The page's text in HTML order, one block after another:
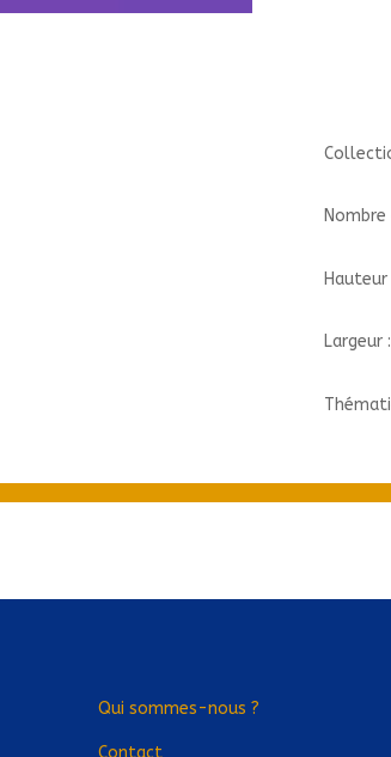
Nombre
Hauteur
Largeur
Qui sommes-nous ?